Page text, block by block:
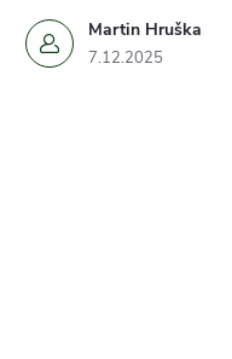
Martin Hruška
7.12.2025